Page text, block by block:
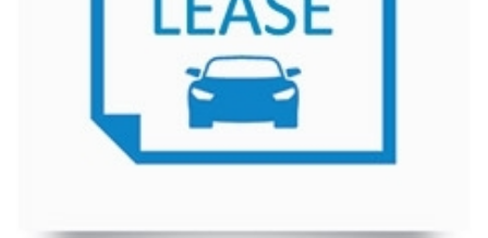
WATERSTOF-ELEKTRISCH
Proace City (excl. BTW)
OOK ALS BATTERIJ-
ELEKTRISCH